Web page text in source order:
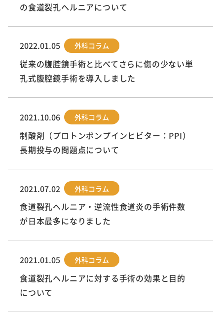
の食道裂孔ヘルニアについて
2022.01.05 外科コラム
従来の腹腔鏡手術と比べてさらに傷の少ない単
孔式腹腔鏡手術を導入しました
2021.10.06 外科コラム
制酸剤（プロトンポンプインヒビター：PPI）
長期投与の問題点について
2021.07.02 外科コラム
食道裂孔ヘルニア・逆流性食道炎の手術件数
が日本最多になりました
2021.01.05 外科コラム
食道裂孔ヘルニアに対する手術の効果と目的
について